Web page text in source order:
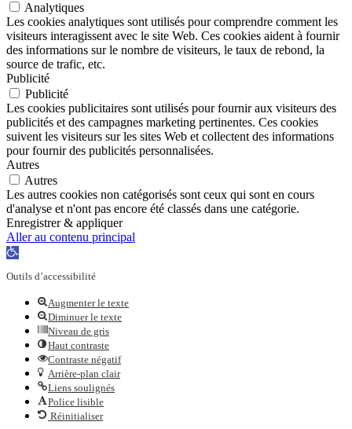
Analytiques
Les cookies analytiques sont utilisés pour comprendre comment les
visiteurs interagissent avec le site Web. Ces cookies aident à fournir
des informations sur le nombre de visiteurs, le taux de rebond, la
source de trafic, etc.
Publicité
Publicité
Les cookies publicitaires sont utilisés pour fournir aux visiteurs des
publicités et des campagnes marketing pertinentes. Ces cookies
suivent les visiteurs sur les sites Web et collectent des informations
pour fournir des publicités personnalisées.
Autres
Autres
Les autres cookies non catégorisés sont ceux qui sont en cours
d'analyse et n'ont pas encore été classés dans une catégorie.
Enregistrer & appliquer
Aller au contenu principal
Ouvrir
barre
Outils d’accessibilité
Augmenter le texte
Diminuer le texte
Niveau de gris
Haut contraste
Contraste négatif
Arrière-plan clair
Liens soulignés
Police lisible
Réinitialiser